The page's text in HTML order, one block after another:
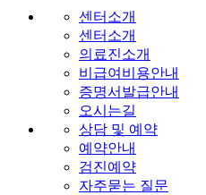
센터소개
센터소개
의료진소개
비급여비용안내
증명서발급안내
오시는길
상담 및 예약
예약안내
검진예약
자주묻는 질문